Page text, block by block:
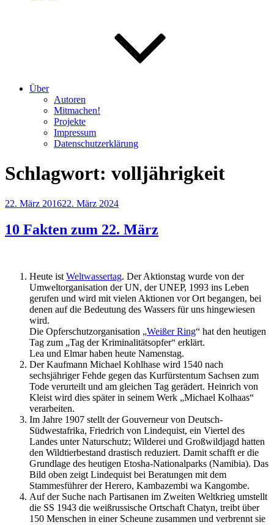
Über
Autoren
Mitmachen!
Projekte
Impressum
Datenschutzerklärung
Schlagwort: volljährigkeit
Veröffentlicht
22. März 201622. März 2024
10 Fakten zum 22. März
Heute ist Weltwassertag. Der Aktionstag wurde von der
Umweltorganisation der UN, der UNEP, 1993 ins Leben
gerufen und wird mit vielen Aktionen vor Ort begangen, bei
denen auf die Bedeutung des Wassers für uns hingewiesen
wird.
Die Opferschutzorganisation „Weißer Ring“ hat den heutigen
Tag zum „Tag der Kriminalitätsopfer“ erklärt.
Lea und Elmar haben heute Namenstag.
Der Kaufmann Michael Kohlhase wird 1540 nach
sechsjähriger Fehde gegen das Kurfürstentum Sachsen zum
Tode verurteilt und am gleichen Tag gerädert. Heinrich von
Kleist wird dies später in seinem Werk „Michael Kolhaas“
verarbeiten.
Im Jahre 1907 stellt der Gouverneur von Deutsch-
Südwestafrika, Friedrich von Lindequist, ein Viertel des
Landes unter Naturschutz; Wilderei und Großwildjagd hatten
den Wildtierbestand drastisch reduziert. Damit schafft er die
Grundlage des heutigen Etosha-Nationalparks (Namibia). Das
Bild oben zeigt Lindequist bei Beratungen mit dem
Stammesführer der Herero, Kambazembi wa Kangombe.
Auf der Suche nach Partisanen im Zweiten Weltkrieg umstellt
die SS 1943 die weißrussische Ortschaft Chatyn, treibt über
150 Menschen in einer Scheune zusammen und verbrennt sie